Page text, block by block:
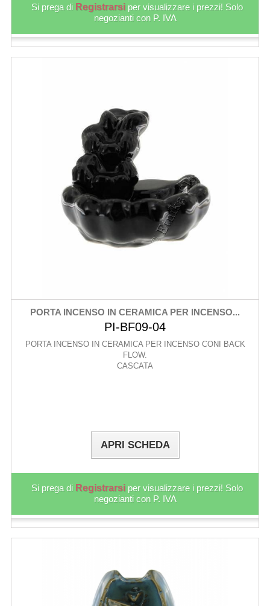
Si prega di Registrarsi per visualizzare i prezzi! Solo
negozianti con P. IVA
PORTA INCENSO IN CERAMICA PER INCENSO...
PI-BF09-04
PORTA INCENSO IN CERAMICA PER INCENSO CONI BACK
FLOW.
CASCATA
APRI SCHEDA
Si prega di Registrarsi per visualizzare i prezzi! Solo
negozianti con P. IVA